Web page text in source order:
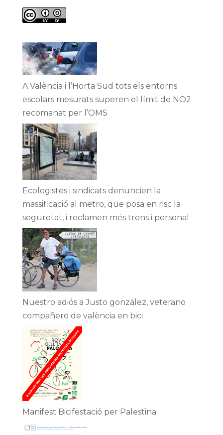
A València i l’Horta Sud tots els entorns
escolars mesurats superen el límit de NO2
recomanat per l’OMS
Ecologistes i sindicats denuncien la
massificació al metro, que posa en risc la
seguretat, i reclamen més trens i personal
Nuestro adiós a Justo gonzález, veterano
compañero de valència en bici
Manifest Bicifestació per Palestina